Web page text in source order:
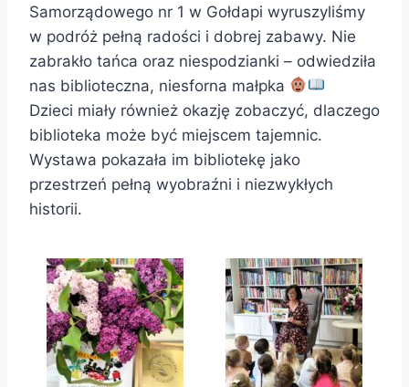
Samorządowego nr 1 w Gołdapi wyruszyliśmy
w podróż pełną radości i dobrej zabawy. Nie
zabrakło tańca oraz niespodzianki – odwiedziła
nas biblioteczna, niesforna małpka
Dzieci miały również okazję zobaczyć, dlaczego
biblioteka może być miejscem tajemnic.
Wystawa pokazała im bibliotekę jako
przestrzeń pełną wyobraźni i niezwykłych
historii.